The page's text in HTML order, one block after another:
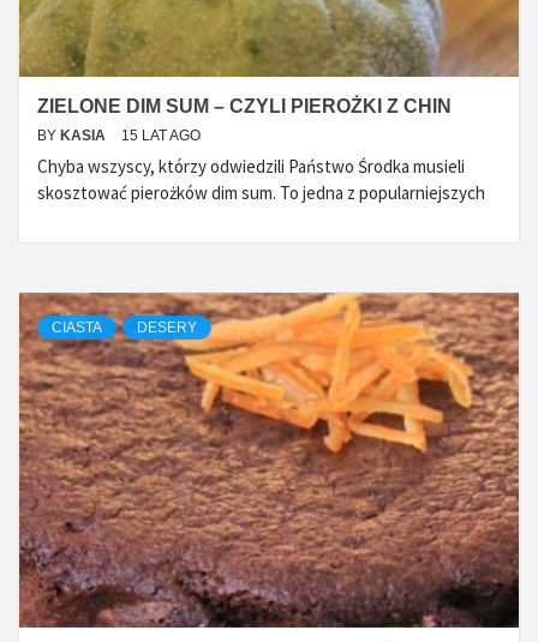
ZIELONE DIM SUM – CZYLI PIEROŻKI Z CHIN
BY KASIA 15 LAT AGO
Chyba wszyscy, którzy odwiedzili Państwo Środka musieli
skosztować pierożków dim sum. To jedna z popularniejszych
CIASTA DESERY